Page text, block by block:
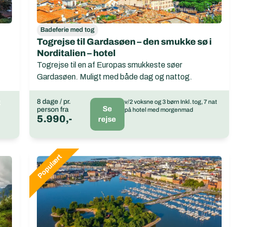
Badeferie med tog
Togrejse til Gardasøen – den smukke sø i
Norditalien – hotel
Togrejse til en af Europas smukkeste søer
Gardasøen. Muligt med både dag og nattog.
8 dage / pr.
person fra
5.990,-
Se
rejse
v/2 voksne og 3 børn Inkl. tog, 7 nat
på hotel med morgenmad